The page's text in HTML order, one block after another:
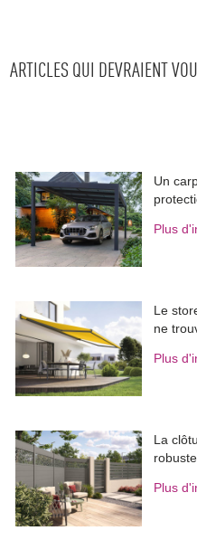
ARTICLES QUI DEVRAIENT
Un
Plus
Le
ne
Plus
La
Plus